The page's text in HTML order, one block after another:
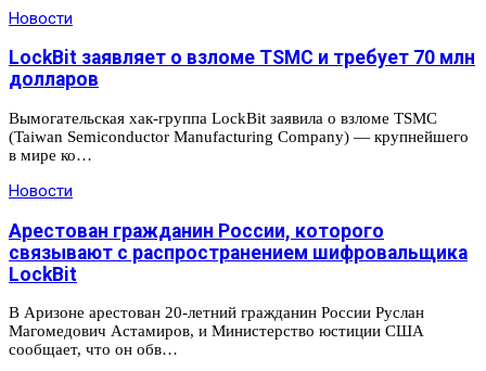
Новости
LockBit заявляет о взломе TSMC и требует 70 млн
долларов
Вымогательская хак-группа LockBit заявила о взломе TSMC
(Taiwan Semiconductor Manufacturing Company) — крупнейшего
в мире ко…
Новости
Арестован гражданин России, которого
связывают с распространением шифровальщика
LockBit
В Аризоне арестован 20-летний гражданин России Руслан
Магомедович Астамиров, и Министерство юстиции США
сообщает, что он обв…